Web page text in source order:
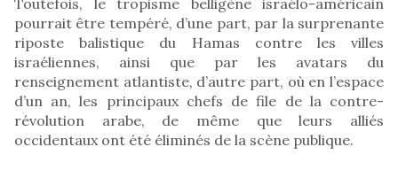
pourrait être tempéré, d’une part, par la surprenante
riposte balistique du Hamas contre les villes
israéliennes, ainsi que par les avatars du
renseignement atlantiste, d’autre part, où en l’espace
d’un an, les principaux chefs de file de la contre-
révolution arabe, de même que leurs alliés
occidentaux ont été éliminés de la scène publique.